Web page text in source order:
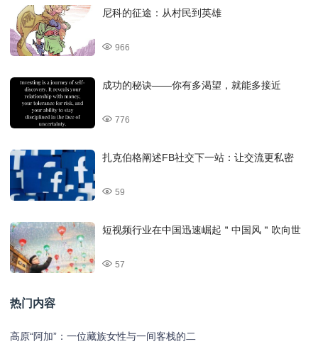
尼科的征途：从村民到英雄
966
成功的秘诀——你有多渴望，就能多接近
776
扎克伯格阐述FB社交下一站：让交流更私密
59
短视频行业在中国迅速崛起＂中国风＂吹向世
57
热门内容
高原“阿加”：一位藏族女性与一间客栈的二